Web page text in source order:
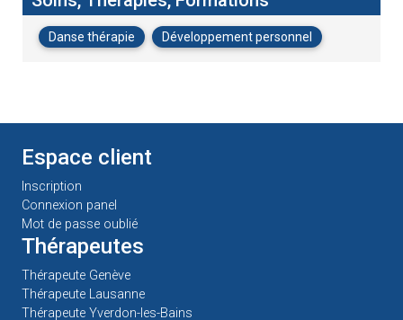
Danse thérapie Développement personnel
Espace client
Inscription
Connexion panel
Mot de passe oublié
Thérapeutes
Thérapeute Genève
Thérapeute Lausanne
Thérapeute Yverdon-les-Bains